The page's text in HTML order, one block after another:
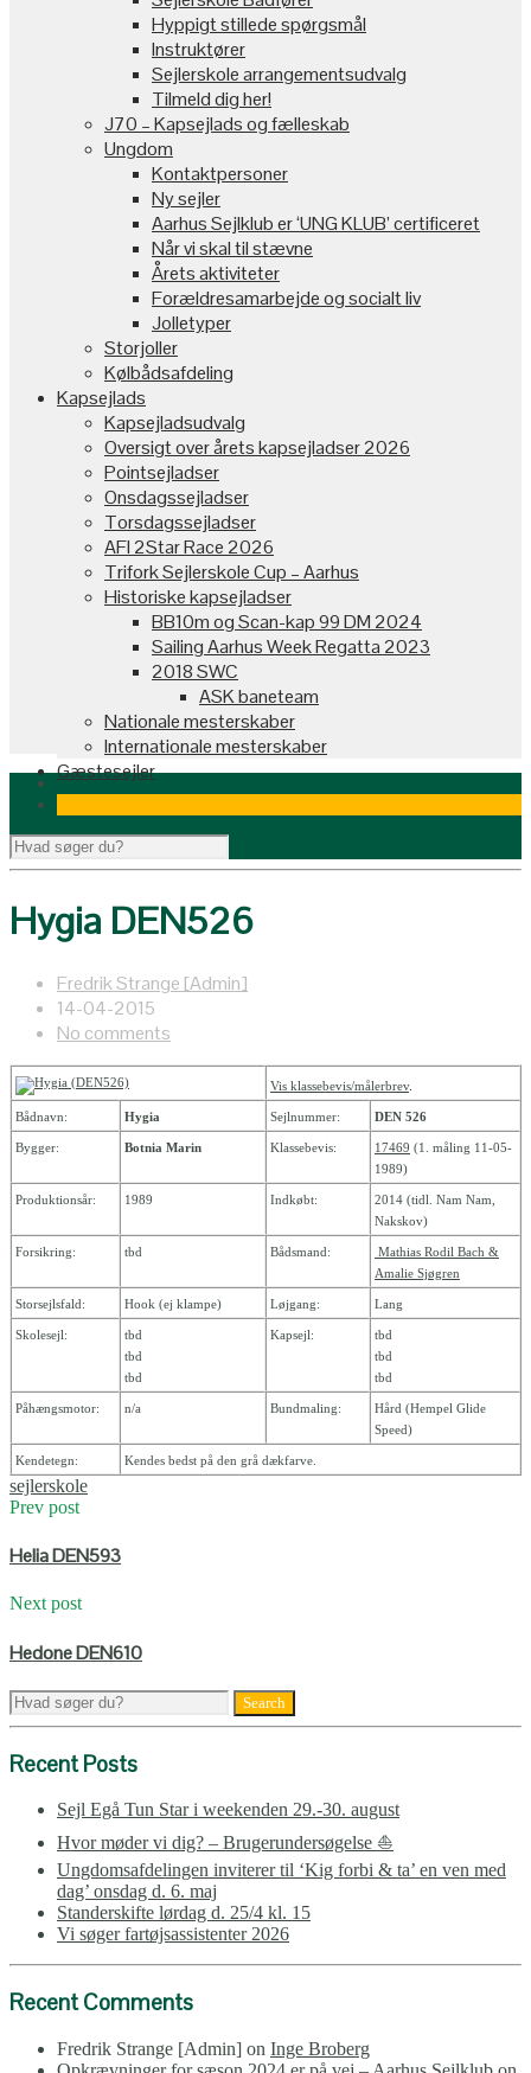
Hyppigt stillede spørgsmål
Instruktører
Sejlerskole arrangementsudvalg
Tilmeld dig her!
J70 – Kapsejlads og fælleskab
Ungdom
Kontaktpersoner
Ny sejler
Aarhus Sejlklub er ‘UNG KLUB’ certificeret
Når vi skal til stævne
Årets aktiviteter
Forældresamarbejde og socialt liv
Jolletyper
Storjoller
Kølbådsafdeling
Kapsejlads
Kapsejladsudvalg
Oversigt over årets kapsejladser 2026
Pointsejladser
Onsdagssejladser
Torsdagssejladser
AFI 2Star Race 2026
Trifork Sejlerskole Cup – Aarhus
Historiske kapsejladser
BB10m og Scan-kap 99 DM 2024
Sailing Aarhus Week Regatta 2023
2018 SWC
ASK baneteam
Nationale mesterskaber
Internationale mesterskaber
Gæstesejler
Hygia DEN526
Fredrik Strange [Admin]
14-04-2015
No comments
Vis klassebevis/målerbrev.
Bådnavn: Hygia Sejlnummer: DEN 526
Bygger: Botnia Marin Klassebevis: 17469 (1. måling 11-05-
1989)
Produktionsår: 1989 Indkøbt:
2014 (tidl. Nam Nam,
Nakskov)
Forsikring: tbd Bådsmand:
Mathias Rodil Bach &
Amalie Sjøgren
Storsejlsfald: Hook (ej klampe) Løjgang: Lang
Skolesejl:
tbd
tbd
tbd
Kapsejl:
tbd
tbd
tbd
Påhængsmotor: n/a Bundmaling:
Hård (Hempel Glide
Speed)
Kendetegn: Kendes bedst på den grå dækfarve.
sejlerskole
Prev post
Helia DEN593
Next post
Hedone DEN610
Recent Posts
Sejl Egå Tun Star i weekenden 29.-30. august
Hvor møder vi dig? – Brugerundersøgelse ⛵
Ungdomsafdelingen inviterer til ‘Kig forbi & ta’ en ven med
dag’ onsdag d. 6. maj
Standerskifte lørdag d. 25/4 kl. 15
Vi søger fartøjsassistenter 2026
Recent Comments
Fredrik Strange [Admin] on Inge Broberg